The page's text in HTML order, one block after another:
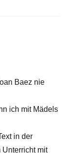
Baez nie
ich mit Mädels
in der
Unterricht mit